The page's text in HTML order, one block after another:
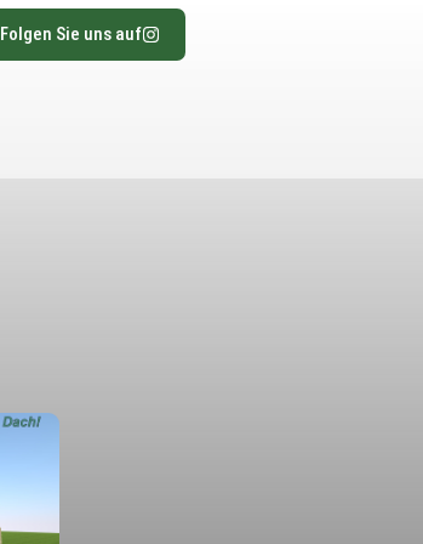
Folgen Sie uns auf